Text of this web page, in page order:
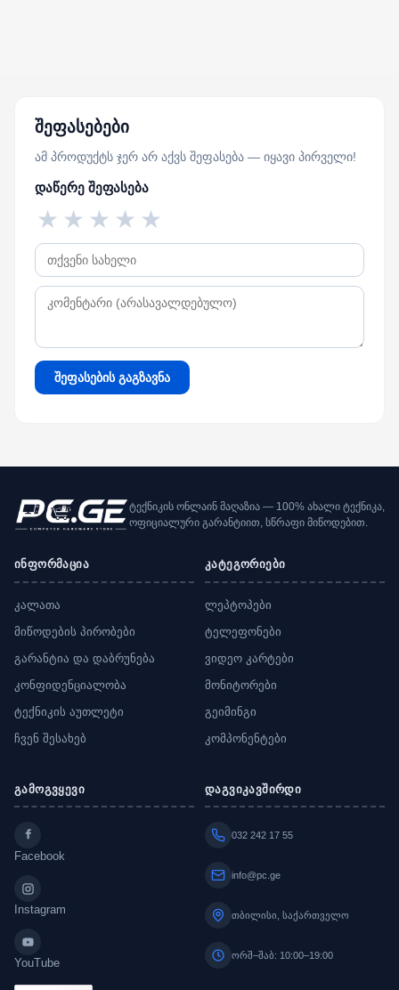
შეფასებები
ამ პროდუქტს ჯერ არ აქვს შეფასება — იყავი პირველი!
დაწერე შეფასება
★
★
★
★
★
შეფასების გაგზავნა
ტექნიკის ონლაინ მაღაზია — 100% ახალი ტექნიკა,
ოფიციალური გარანტიით, სწრაფი მიწოდებით.
ინფორმაცია
კალათა
მიწოდების პირობები
გარანტია და დაბრუნება
კონფიდენციალობა
ტექნიკის აუთლეტი
ჩვენ შესახებ
კატეგორიები
ლეპტოპები
ტელეფონები
ვიდეო კარტები
მონიტორები
გეიმინგი
კომპონენტები
გამოგვყევი
Facebook
Instagram
YouTube
დაგვიკავშირდი
032 242 17 55
info@pc.ge
თბილისი, საქართველო
ორშ–შაბ: 10:00–19:00